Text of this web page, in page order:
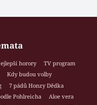
horory
TV program
Kdy budou volby
7 pádů Honzy Dědka
Pohlreicha
Aloe vera